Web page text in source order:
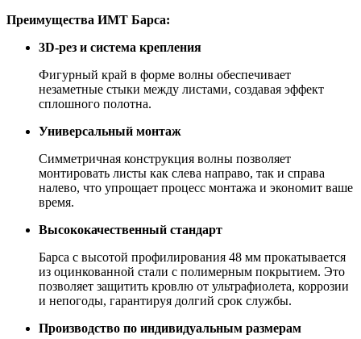
Преимущества ИМТ Барса:
3D-рез и система крепления
Фигурный край в форме волны обеспечивает
незаметные стыки между листами, создавая эффект
сплошного полотна.
Универсальный монтаж
Симметричная конструкция волны позволяет
монтировать листы как слева направо, так и справа
налево, что упрощает процесс монтажа и экономит ваше
время.
Высококачественный стандарт
Барса с высотой профилирования 48 мм прокатывается
из оцинкованной стали с полимерным покрытием. Это
позволяет защитить кровлю от ультрафиолета, коррозии
и непогоды, гарантируя долгий срок службы.
Производство по индивидуальным размерам